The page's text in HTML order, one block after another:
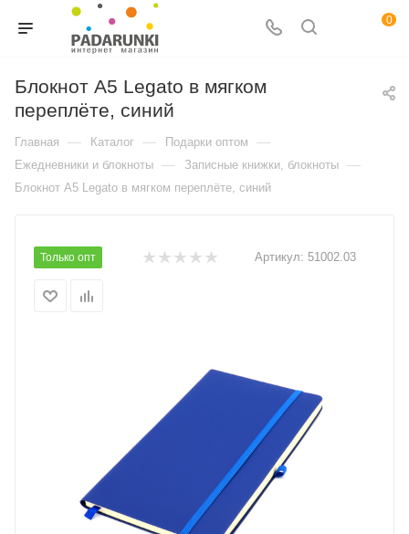
0
Блокнот А5 Legato в мягком
переплёте, синий
Главная — Каталог — Подарки оптом —
Ежедневники и блокноты — Записные книжки, блокноты —
Блокнот А5 Legato в мягком переплёте, синий
Только опт Артикул: 51002.03